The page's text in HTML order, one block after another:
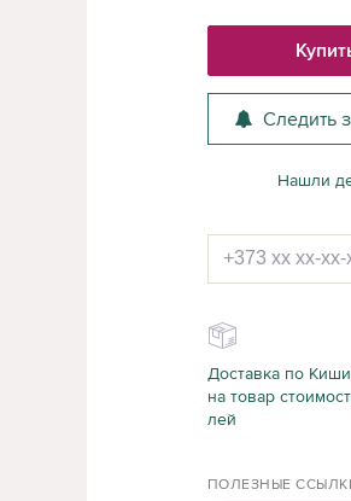
Следить
Нашли
Доставка по
на товар
лей
ПОЛЕЗНЫЕ